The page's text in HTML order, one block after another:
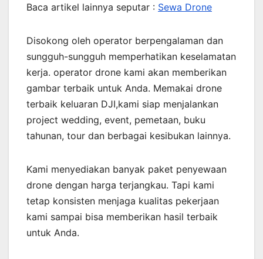
Baca artikel lainnya seputar : Sewa Drone
Disokong oleh operator berpengalaman dan
sungguh-sungguh memperhatikan keselamatan
kerja. operator drone kami akan memberikan
gambar terbaik untuk Anda. Memakai drone
terbaik keluaran DJI,kami siap menjalankan
project wedding, event, pemetaan, buku
tahunan, tour dan berbagai kesibukan lainnya.
Kami menyediakan banyak paket penyewaan
drone dengan harga terjangkau. Tapi kami
tetap konsisten menjaga kualitas pekerjaan
kami sampai bisa memberikan hasil terbaik
untuk Anda.